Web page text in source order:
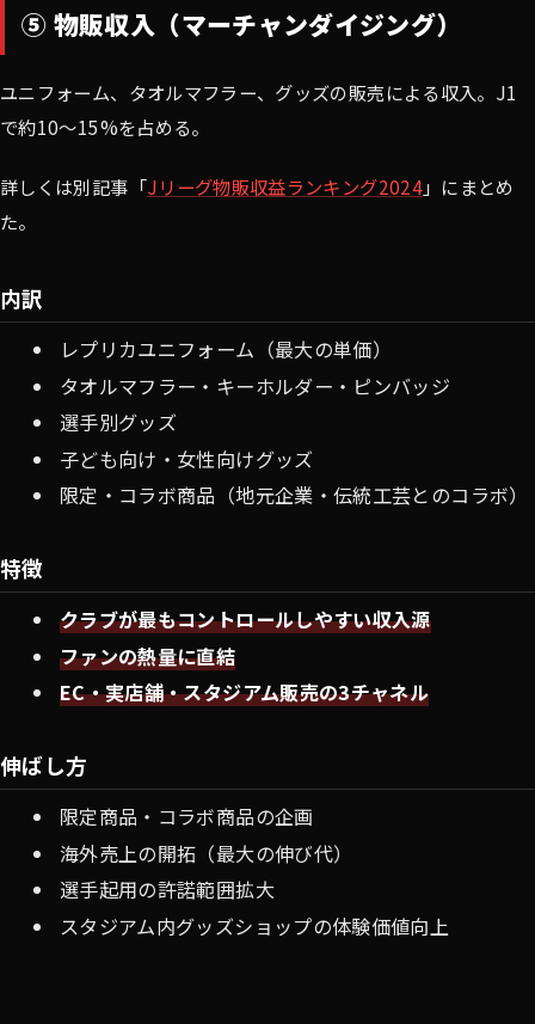
⑤ 物販収入（マーチャンダイジング）
ユニフォーム、タオルマフラー、グッズの販売による収入。J1
で約10〜15%を占める。
詳しくは別記事「Jリーグ物販収益ランキング2024」にまとめ
た。
内訳
レプリカユニフォーム（最大の単価）
タオルマフラー・キーホルダー・ピンバッジ
選手別グッズ
子ども向け・女性向けグッズ
限定・コラボ商品（地元企業・伝統工芸とのコラボ）
特徴
クラブが最もコントロールしやすい収入源
ファンの熱量に直結
EC・実店舗・スタジアム販売の3チャネル
伸ばし方
限定商品・コラボ商品の企画
海外売上の開拓（最大の伸び代）
選手起用の許諾範囲拡大
スタジアム内グッズショップの体験価値向上